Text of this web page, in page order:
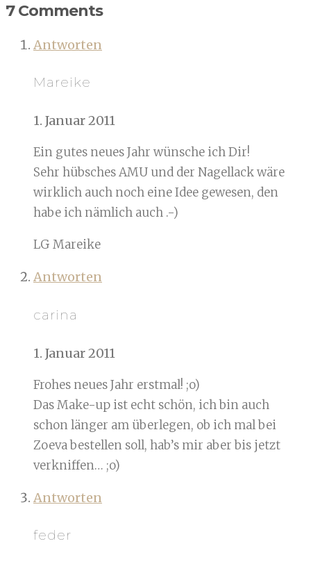
7 Comments
Antworten
Mareike
1. Januar 2011
Ein gutes neues Jahr wünsche ich Dir!
Sehr hübsches AMU und der Nagellack wäre
wirklich auch noch eine Idee gewesen, den
habe ich nämlich auch .-)
LG Mareike
Antworten
carina
1. Januar 2011
Frohes neues Jahr erstmal! ;o)
Das Make-up ist echt schön, ich bin auch
schon länger am überlegen, ob ich mal bei
Zoeva bestellen soll, hab’s mir aber bis jetzt
verkniffen… ;o)
Antworten
feder